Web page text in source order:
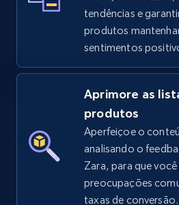
TikTok Shop - discover
URL, Title, Available,
price, Final price, Discount
Amazon sellers info
Seller id, URL, Seller name,
info, Stars, Feedbacks,
tendências e
produtos
sentimentos
Aprimore as
produtos
Aperfeiçoe o
analisando o
Zara, para que
preocupações
taxas de conversão.